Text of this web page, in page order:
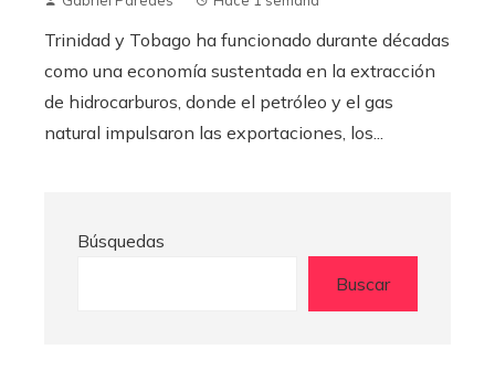
Trinidad y Tobago ha funcionado durante décadas
como una economía sustentada en la extracción
de hidrocarburos, donde el petróleo y el gas
natural impulsaron las exportaciones, los...
Búsquedas
Buscar